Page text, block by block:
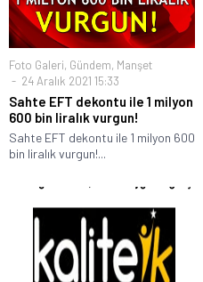
Foto Galeri, Gündem, Manşet
24 Aralık 2021 15:33
Sahte EFT dekontu ile 1 milyon
600 bin liralık vurgun!
Sahte EFT dekontu ile 1 milyon 600
bin liralık vurgun!...